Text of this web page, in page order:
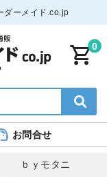
ダーメイド.co.jp
0
お問合せ
ｙモタニ